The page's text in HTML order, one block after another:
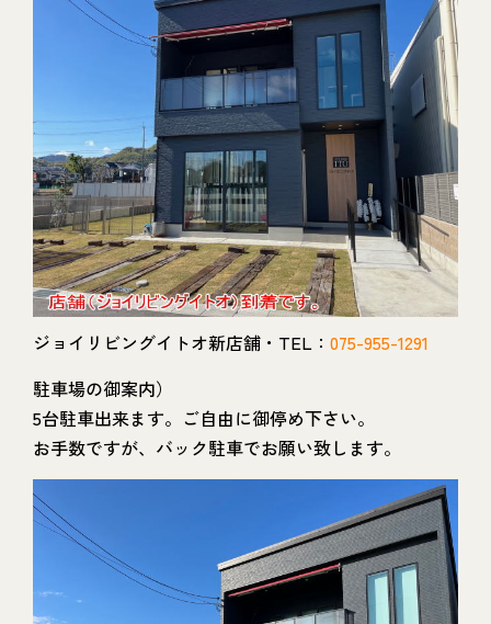
ジョイリビングイトオ新店舗・TEL： 075-955-1291
駐車場の御案内）
5台駐車出来ます。ご自由に御停め下さい。
お手数ですが、バック駐車でお願い致します。